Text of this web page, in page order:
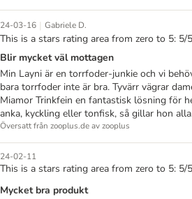
24-03-16 | Gabriele D.
This is a stars rating area from zero to 5: 5/5
Blir mycket väl mottagen
Min Layni är en torrfoder-junkie och vi
bara torrfoder inte är bra. Tyvärr vägrar
Miamor Trinkfein en fantastisk lösning för
anka, kyckling eller tonfisk, så gillar hon
Översatt från zooplus.de av zooplus
24-02-11
This is a stars rating area from zero to 5: 5/5
Mycket bra produkt